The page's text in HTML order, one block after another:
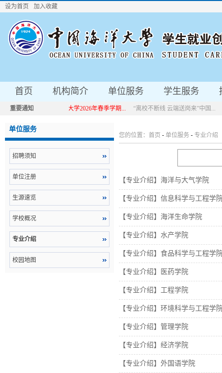
设为首页 加入收藏
首页 机构简介 单位服务 学生服务
重要通知 中国海洋大学2026年春季学期...
“离校不断线 云端送岗来”中国...
单位服务
招聘须知
单位注册
生源速览
学校概况
专业介绍
校园地图
您的位置： 首页 - 单位服务 - 专业介绍
【专业介绍】海洋与大气学院
【专业介绍】信息科学与工程学
【专业介绍】海洋生命学院
【专业介绍】水产学院
【专业介绍】食品科学与工程学
【专业介绍】医药学院
【专业介绍】工程学院
【专业介绍】环境科学与工程学
【专业介绍】管理学院
【专业介绍】经济学院
【专业介绍】外国语学院